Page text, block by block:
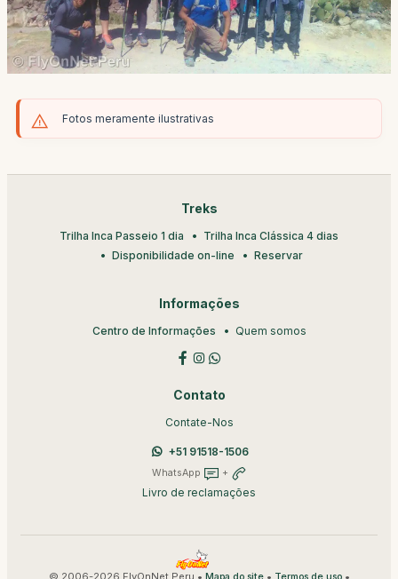
Fotos meramente ilustrativas
Treks
Trilha Inca Passeio 1 dia
Trilha Inca Clássica 4 dias
Disponibilidade on-line
Reservar
Informações
Centro de Informações Quem somos
Contato
Contate-Nos
+51 91518-1506
WhatsApp +
Livro de reclamações
© 2006-2026 FlyOnNet Peru • • •